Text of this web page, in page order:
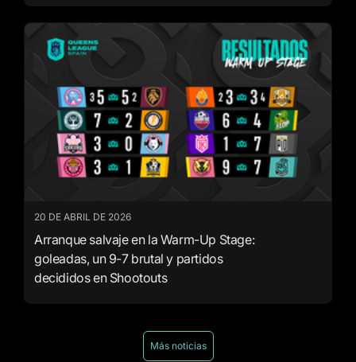
20 DE ABRIL DE 2026
Arranque salvaje en la Warm-Up Stage:
goleadas, un 9-7 brutal y partidos
decididos en Shootouts
Más noticias